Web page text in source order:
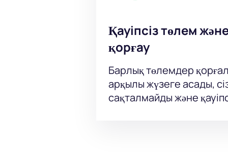
Қауіпсіз төлем
қорғау
Барлық төлемдер
арқылы жүзеге асады,
сақталмайды және